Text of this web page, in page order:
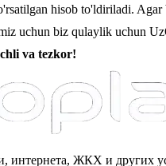
hisob to'ldiriladi.
uchun biz qulaylik uchun
va tezkor!
интернета, ЖКХ и других